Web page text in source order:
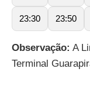
23:30 23:50
Observação: A
Terminal